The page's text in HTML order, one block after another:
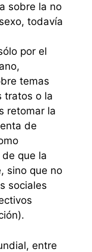
sobre la no
todavía
por el
temas
tratos o la
retomar la
de
que la
sino que no
sociales
entre